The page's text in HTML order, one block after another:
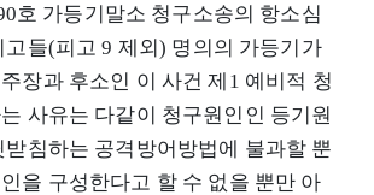
호 가등기말소 청구소송의 항소심
고들(피고 9 제외) 명의의 가등기가
장과 후소인 이 사건 제1 예비적 청
사유는 다같이 청구원인인 등기원
받침하는 공격방어방법에 불과할 뿐
을 구성한다고 할 수 없을 뿐만 아